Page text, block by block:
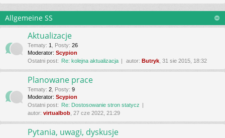
Allgemeine SS
Aktualizacje
Tematy: 1 Posty: 26
Moderator: Scypion
Ostatni post: Re: kolejna aktualizacja autor: Butryk , 31 sie 2015, 18:32
Planowane prace
Tematy: 2 Posty: 9
Moderator: Scypion
Ostatni post: Re: Dostosowanie stron statycz
autor: virtualbob , 27 cze 2022, 21:29
Pytania, uwagi, dyskusje